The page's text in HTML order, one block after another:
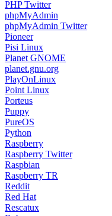
PHP Twitter
phpMyAdmin
phpMyAdmin Twitter
Pioneer
Pisi Linux
Planet GNOME
planet.gnu.org
PlayOnLinux
Point Linux
Porteus
Puppy
PureOS
Python
Raspberry
Raspberry Twitter
Raspbian
Raspberry TR
Reddit
Red Hat
Rescatux